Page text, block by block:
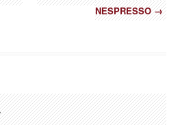
NESPRESSO→